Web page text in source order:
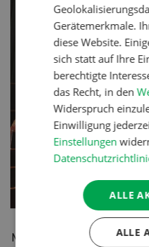
Zum Abschluss seines
Michael Feitknecht bei
Gerätemerkmale.
diese Website.
sich statt auf Ihre
berechtigte
das Recht, in den
Widerspruch
Einwilligung
Einstellungen
ALLE
ALLE